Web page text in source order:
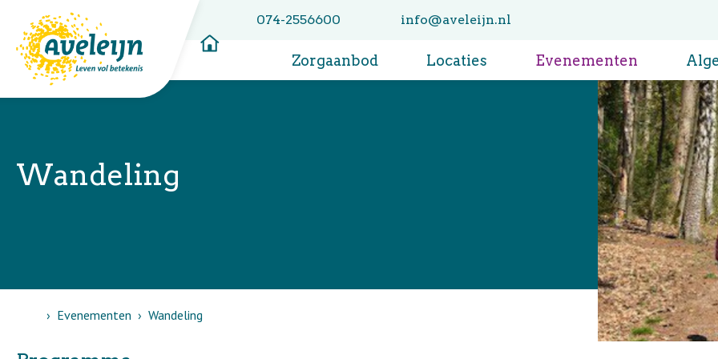
074-2556600
info@aveleijn.nl
Zorgaanbod Locaties Evenementen
Wandeling
HomeEvenementen Wandeling